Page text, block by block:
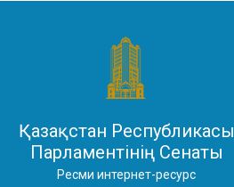
Қазақстан Республикасы
Парламентінің Сенаты
Ресми интернет-ресурс